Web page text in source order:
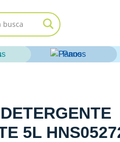
Panos
5L